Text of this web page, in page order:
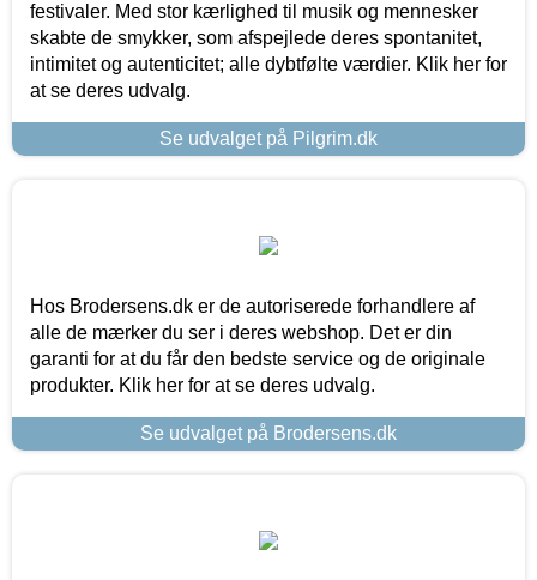
festivaler. Med stor kærlighed til musik og mennesker
skabte de smykker, som afspejlede deres spontanitet,
intimitet og autenticitet; alle dybtfølte værdier. Klik her for
at se deres udvalg.
Se udvalget på Pilgrim.dk
Hos Brodersens.dk er de autoriserede forhandlere af
alle de mærker du ser i deres webshop. Det er din
garanti for at du får den bedste service og de originale
produkter. Klik her for at se deres udvalg.
Se udvalget på Brodersens.dk